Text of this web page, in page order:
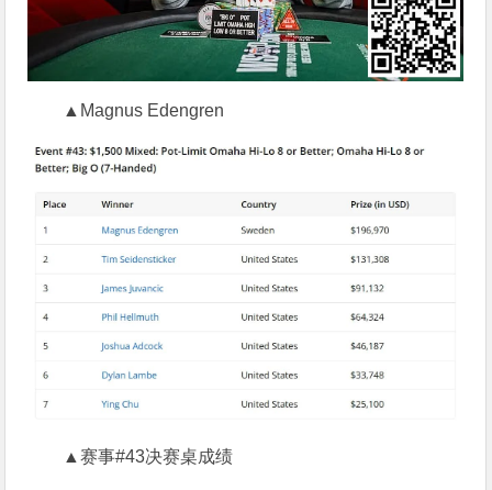
▲Magnus Edengren
▲赛事#43决赛桌成绩